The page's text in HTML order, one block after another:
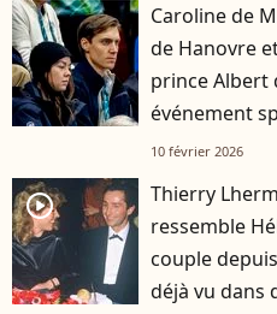
Caroline de
de Hanovre
prince Albert
événement
10 février 2026
player2
Thierry
ressemble
couple
déjà vu dans